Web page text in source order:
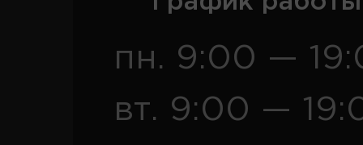
пн. 9:00 —
вт. 9:00 —